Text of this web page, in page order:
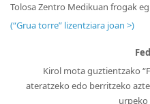
Tolosa Zentro Medikuan frogak
(“Grua torre” lizentziara joan >)
Kirol mota guztientzako
ateratzeko edo berritzeko
urpeko